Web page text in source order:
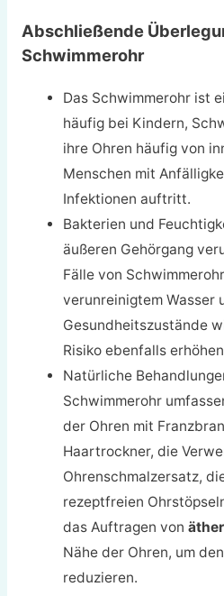
Abschließende
Schwimmerohr
Das Schwimmerohr ist
häufig bei Kindern,
ihre Ohren häufig von
Menschen mit
Infektionen auftritt.
Bakterien und
äußeren Gehörgang
Fälle von
verunreinigtem Wasser
Gesundheitszustände
Risiko ebenfalls
Natürliche
Schwimmerohr
der Ohren mit
Haartrockner, die
Ohrenschmalzersatz,
rezeptfreien
das Auftragen von
Nähe der Ohren, um
reduzieren.